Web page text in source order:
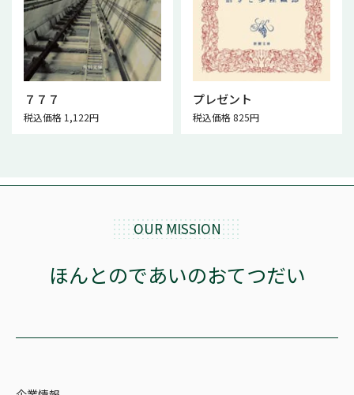
７７７
税込価格 1,122円
プレゼント
税込価格 825円
OUR MISSION
ほんとのであいのおてつだい